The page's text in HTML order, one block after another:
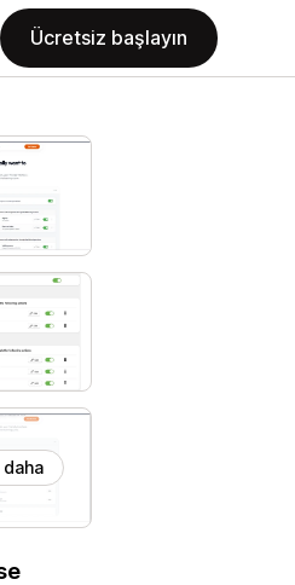
Ücretsiz başlayın